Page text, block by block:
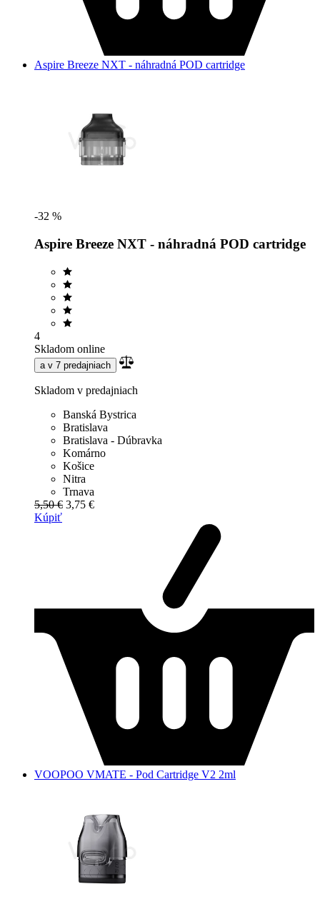
Aspire Breeze NXT - náhradná POD cartridge
-32 %
Aspire Breeze NXT - náhradná POD cartridge
4
Skladom online
a v 7 predajniach
Skladom v predajniach
Banská Bystrica
Bratislava
Bratislava - Dúbravka
Komárno
Košice
Nitra
Trnava
5,50 € 3,75 €
Kúpiť
VOOPOO VMATE - Pod Cartridge V2 2ml